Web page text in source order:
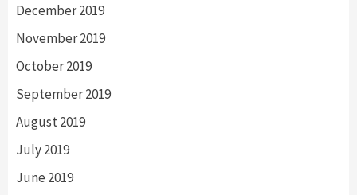
December 2019
November 2019
October 2019
September 2019
August 2019
July 2019
June 2019